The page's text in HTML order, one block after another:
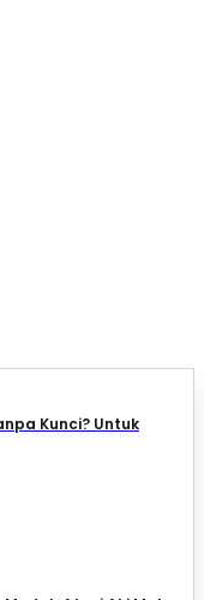
Kunci? Untuk